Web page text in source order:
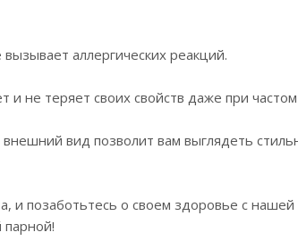
аллергических реакций.
и не теряет своих свойств даже при
вид позволит вам выглядеть
и позаботьтесь о своем здоровье с
парной!